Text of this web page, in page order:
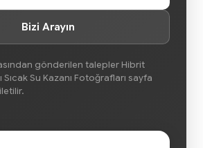
Bizi Arayın
gönderilen talepler Hibrit
Sıcak Su Kazanı Fotoğrafları sayfa